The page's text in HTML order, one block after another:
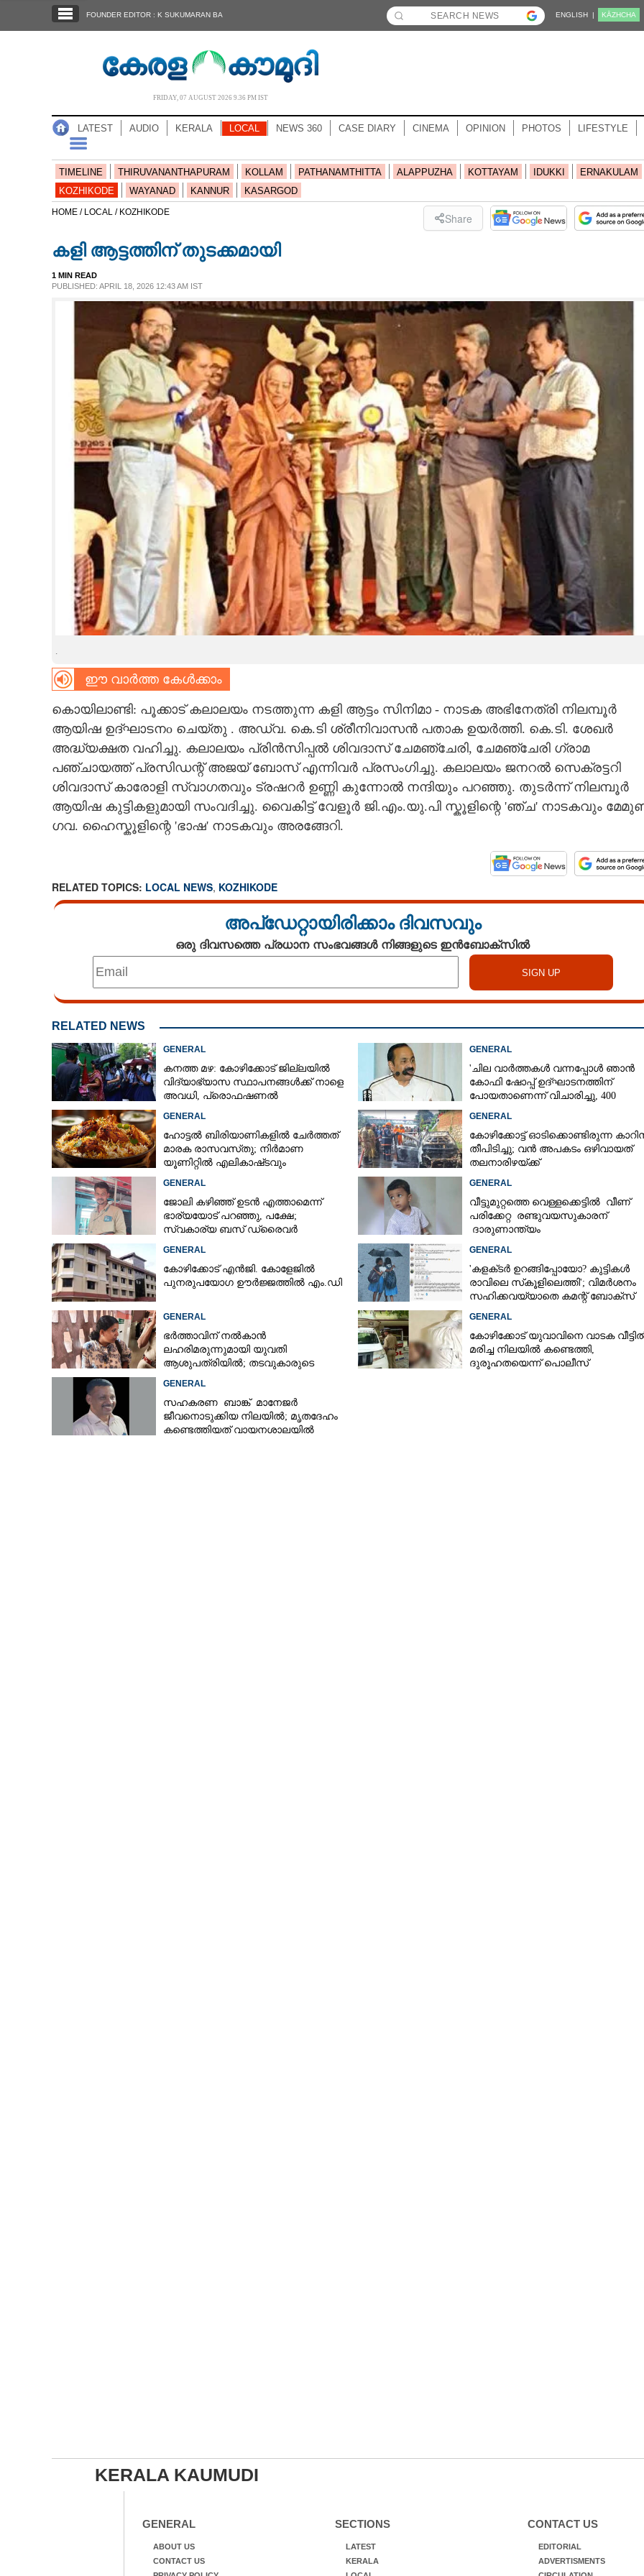
NOTIFIED NEWS
NEWS 360
CARTOONS
LITERATURE
CONTACT US
FOUNDER EDITOR : K SUKUMARAN BA ENGLISH | KĀZHCHA
FRIDAY, 07 AUGUST 2026 9.36 PM IST
LATEST AUDIO KERALA LOCAL NEWS 360 CASE DIARY CINEMA OPINION PHOTOS LIFESTYLE
TIMELINE THIRUVANANTHAPURAM KOLLAM PATHANAMTHITTA ALAPPUZHA KOTTAYAM IDUKKI
ERNAKULAM
KOZHIKODE
WAYANAD KANNUR KASARGOD
HOME / LOCAL / KOZHIKODE Share
കളി ആട്ടത്തിന് തുടക്കമായി
1 MIN READ
PUBLISHED: APRIL 18, 2026 12:43 AM IST
.
ഈ വാർത്ത കേൾക്കാം
കൊയിലാണ്ടി: പൂക്കാട് കലാലയം നടത്തുന്ന കളി ആട്ടം സിനിമാ - നാടക അഭിനേത്രി നിലമ്പൂർ
ആയിഷ ഉദ്ഘാടനo ചെയ്തു . അഡ്വ. കെ.ടി ശ്രീനിവാസൻ പതാക ഉയർത്തി. കെ.ടി. ശേഖർ
അദ്ധ്യക്ഷത വഹിച്ചു. കലാലയം പ്രിൻസിപ്പൽ ശിവദാസ് ചേമഞ്ചേരി, ചേമഞ്ചേരി ഗ്രാമ
പഞ്ചായത്ത് പ്രസിഡന്റ് അജയ് ബോസ് എന്നിവർ പ്രസംഗിച്ചു. കലാലയം ജനറൽ സെക്രട്ടറി
ശിവദാസ് കാരോളി സ്വാഗതവും ട്രഷറർ ഉണ്ണി കുന്നോൽ നന്ദിയും പറഞ്ഞു. തുടർന്ന് നിലമ്പൂർ
ആയിഷ കുട്ടികളുമായി സംവദിച്ചു. വൈകിട്ട് വേളൂർ ജി.എം.യു.പി സ്കൂളിന്റെ 'ഞ്ച' നാടകവും
ഗവ. ഹൈസ്കൂളിന്റെ 'ഭാഷ' നാടകവും അരങ്ങേറി.
RELATED TOPICS: LOCAL NEWS, KOZHIKODE
അപ്ഡേറ്റായിരിക്കാം ദിവസവും
ഒരു ദിവസത്തെ പ്രധാന സംഭവങ്ങൾ നിങ്ങളുടെ ഇൻബോക്സിൽ
RELATED NEWS
GENERAL
കനത്ത മഴ: കോഴിക്കോട് ജില്ലയിൽ
വിദ്യാഭ്യാസ സ്ഥാപനങ്ങൾക്ക് നാളെ
അവധി,​ പ്രൊഫഷണൽ
GENERAL
'ചില വാർത്തകൾ വന്നപ്പോൾ ഞാൻ
കോഫി ഷോപ്പ് ഉദ്ഘാടനത്തിന്
പോയതാണെന്ന് വിചാരിച്ചു, 400
GENERAL
ഹോട്ടൽ ബിരിയാണികളിൽ ചേർത്തത്
മാരക രാസവസ്‌തു; നിർമാണ
യൂണിറ്റിൽ എലികാഷ്‌ടവും
GENERAL
കോഴിക്കോട്ട് ഓടിക്കൊണ്ടിരുന്ന
തീപിടിച്ചു; വൻ അപകടം ഒഴിവായത്
തലനാരിഴയ്ക്ക്
GENERAL
ജോലി കഴിഞ്ഞ് ഉടൻ എത്താമെന്ന്
ഭാര്യയോട് പറഞ്ഞു, പക്ഷേ;
സ്വകാര്യ ബസ് ഡ്രൈവ‌ർ
GENERAL
വീട്ടുമുറ്റത്തെ വെള്ളക്കെട്ടിൽ വീണ്
പരിക്കേറ്റ രണ്ടുവയസുകാരന്
ദാരുണാന്ത്യം
GENERAL
കോഴിക്കോട് എൻജി. കോളേജിൽ
പുനരുപയോഗ ഊർജ്ജത്തിൽ എം.ഡി
GENERAL
'കളക്‌ടർ ഉറങ്ങിപ്പോയോ? കുട്ടികൾ
രാവിലെ സ്‌കൂളിലെത്തി'; വിമർശനം
സഹിക്കവയ്യാതെ കമന്റ് ബോക്‌സ്
GENERAL
ഭർത്താവിന് നൽകാൻ
ലഹരിമരുന്നുമായി യുവതി
ആശുപത്രിയിൽ; തടവുകാരുടെ
GENERAL
കോഴിക്കോട് യുവാവിനെ വാടക
മരിച്ച നിലയിൽ കണ്ടെത്തി,
ദുരൂഹതയെന്ന് പൊലീസ്
GENERAL
സഹകരണ ബാങ്ക് മാനേജർ
ജീവനൊടുക്കിയ നിലയിൽ; മൃതദേഹം
കണ്ടെത്തിയത് വായനശാലയിൽ
KERALA KAUMUDI
GENERAL
ABOUT US
CONTACT US
SECTIONS
LATEST
KERALA
CONTACT US
EDITORIAL
ADVERTISMENTS